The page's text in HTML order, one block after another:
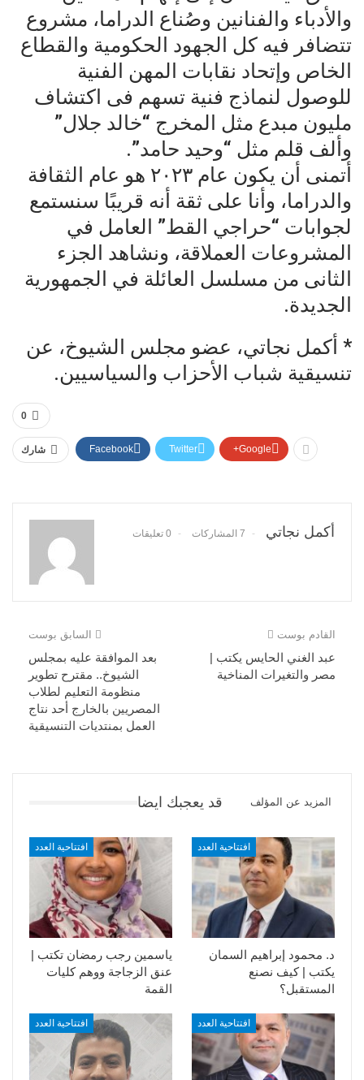
والأدباء والفنانين وصُناع الدراما، مشروع
تتضافر فيه كل الجهود الحكومية والقطاع
الخاص وإتحاد نقابات المهن الفنية
للوصول لنماذج فنية تسهم فى اكتشاف
مليون مبدع مثل المخرج “خالد جلال”
وألف قلم مثل “وحيد حامد”.
أتمنى أن يكون عام ٢٠٢٣ هو عام الثقافة
والدراما، وأنا على ثقة أنه قريبًا سنستمع
لجوابات “حراجي القط” العامل في
المشروعات العملاقة، ونشاهد الجزء
الثانى من مسلسل العائلة في الجمهورية
الجديدة.
* أكمل نجاتي، عضو مجلس الشيوخ، عن
تنسيقية شباب الأحزاب والسياسيين.
0
شارك Facebook Twitter Google+
أكمل نجاتي 7 المشاركات 0 تعليقات
السابق بوست
بعد الموافقة عليه بمجلس
الشيوخ.. مقترح تطوير
منظومة التعليم لطلاب
المصريين بالخارج أحد نتاج
العمل بمنتديات التنسيقية
القادم بوست
عبد الغني الحايس يكتب |
مصر والتغيرات المناخية
قد يعجبك ايضا المزيد عن المؤلف
افتتاحية العدد
ياسمين رجب رمضان تكتب |
عنق الزجاجة ووهم كليات
القمة
افتتاحية العدد
د. محمود إبراهيم السمان
يكتب | كيف نصنع
المستقبل؟
افتتاحية العدد افتتاحية العدد